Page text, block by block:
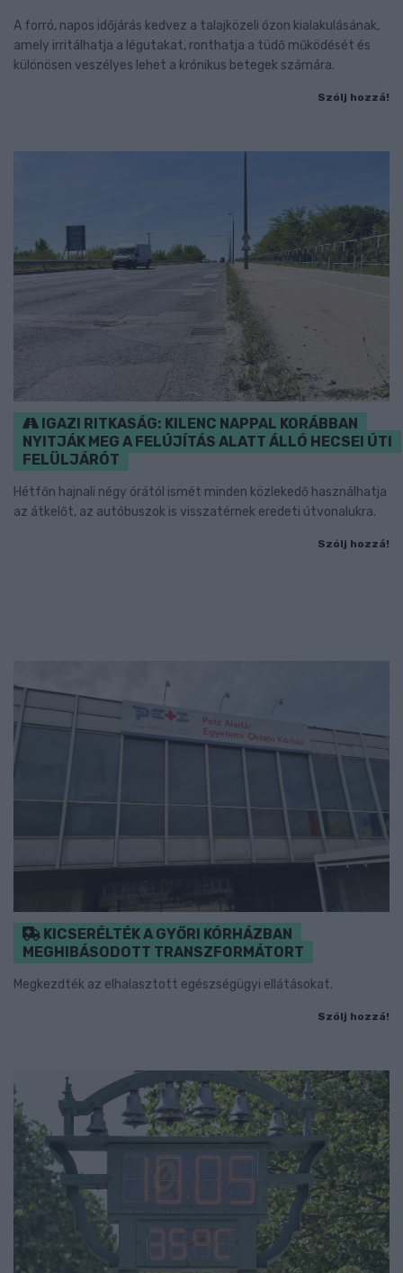
A forró, napos időjárás kedvez a talajközeli ózon kialakulásának,
amely irritálhatja a légutakat, ronthatja a tüdő működését és
különösen veszélyes lehet a krónikus betegek számára.
Szólj hozzá!
IGAZI RITKASÁG: KILENC NAPPAL KORÁBBAN
NYITJÁK MEG A FELÚJÍTÁS ALATT ÁLLÓ HECSEI ÚTI
FELÜLJÁRÓT
Hétfőn hajnali négy órától ismét minden közlekedő használhatja
az átkelőt, az autóbuszok is visszatérnek eredeti útvonalukra.
Szólj hozzá!
KICSERÉLTÉK A GYŐRI KÓRHÁZBAN
MEGHIBÁSODOTT TRANSZFORMÁTORT
Megkezdték az elhalasztott egészségügyi ellátásokat.
Szólj hozzá!